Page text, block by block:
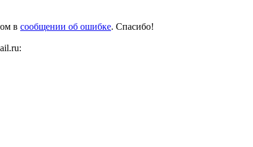
в сообщении об ошибке. Спасибо!